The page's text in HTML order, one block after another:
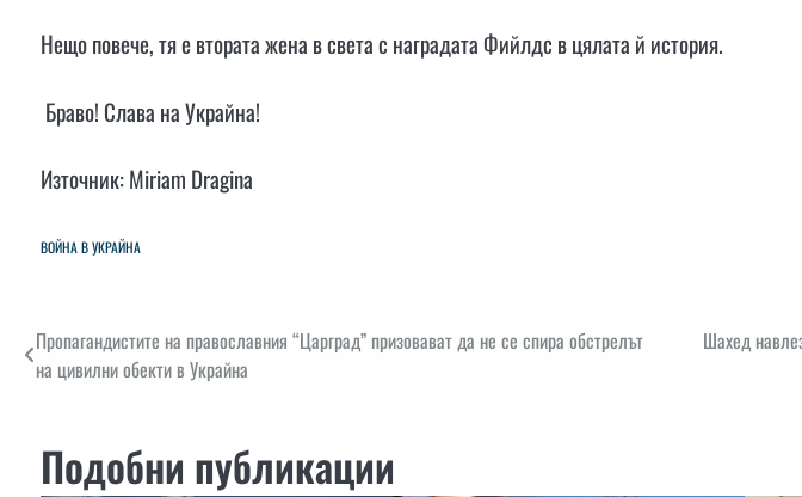
Нещо повече, тя е втората жена в света с наградата Фийлдс в цялата й история.
Браво! Слава на Украйна!
Източник: Miriam Dragina
ВОЙНА В УКРАЙНА
Навигация
Пропагандистите на православния “Царград” призовават да не се спира обстрелът
на цивилни обекти в Украйна
Шахед
Подобни публикации